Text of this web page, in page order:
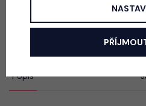
499 Kč
Popis